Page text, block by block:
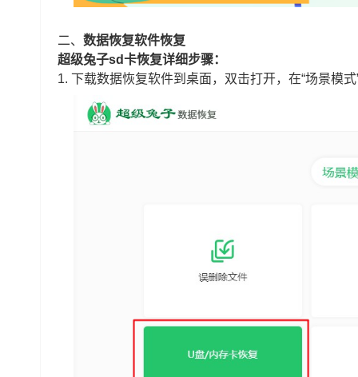
二、 数据恢复软件恢复
超级兔子sd卡恢复详细步骤：
1. 下载数据恢复软件到桌面，双击打开，在“场景模式